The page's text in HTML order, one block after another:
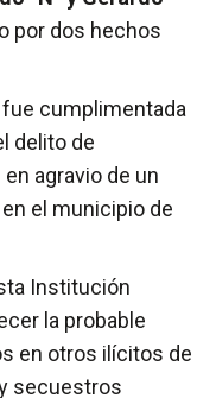
por dos hechos
fue cumplimentada
delito de
agravio de un
el municipio de
Institución
la probable
en otros ilícitos de
secuestros